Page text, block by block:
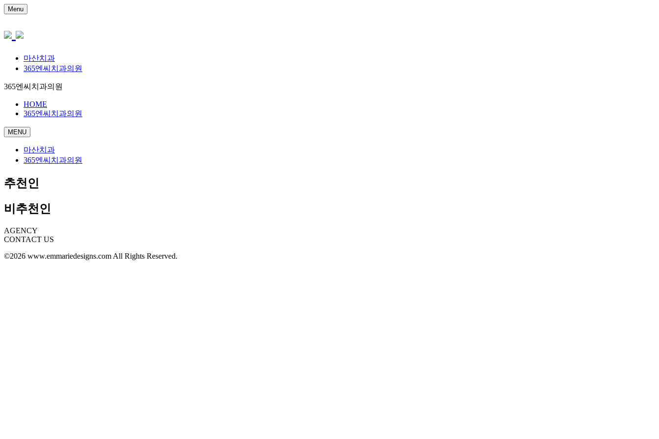
Menu
마산치과
365엔씨치과의원
365엔씨치과의원
HOME
365엔씨치과의원
MENU
마산치과
365엔씨치과의원
추천인
비추천인
AGENCY
CONTACT US
©2026 www.emmariedesigns.com All Rights Reserved.